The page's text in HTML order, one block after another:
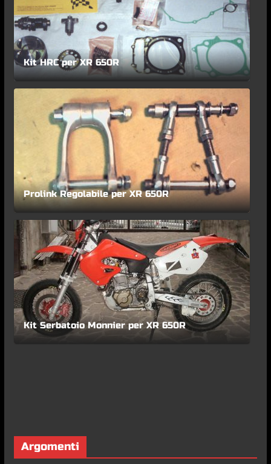
Kit HRC per XR 650R
Prolink Regolabile per XR 650R
Kit Serbatoio Monnier per XR 650R
Argomenti